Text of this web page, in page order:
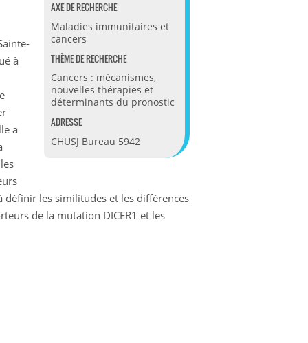
AXE DE RECHERCHE
Maladies immunitaires et
cancers
THÈME DE RECHERCHE
Cancers : mécanismes,
nouvelles thérapies et
déterminants du pronostic
ADRESSE
CHUSJ Bureau 5942
à
a
définir les similitudes et les différences
de la mutation DICER1 et les